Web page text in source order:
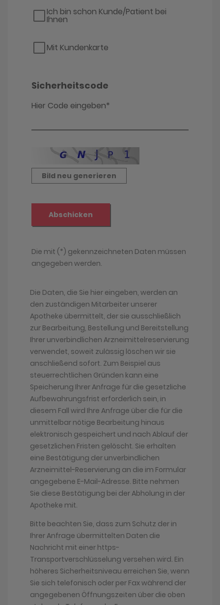
Die Daten, die Sie hier eingeben, werden an
den zuständigen Mitarbeiter unserer
Apotheke übermittelt, der sie ausschließlich
zur Bearbeitung, Bestellung und Bereitstellung
Ihrer unverbindlichen Arzneimittelreservierung
verwendet, soweit zulässig löschen wir sie
anschließend sofort. Zum Beispiel aus
steuerrechtlichen Gründen kann eine
Speicherung Ihrer Anfrage für die gesetzliche
Aufbewahrungsfrist erforderlich sein, in
diesem Fall wird Ihre Anfrage über die für die
unmittelbar nötige Bearbeitung hinaus
elektronisch gespeichert und nach Ablauf der
gesetzlichen Fristen gelöscht. Sie erhalten
eine Bestätigung der unverbindlichen
Arzneimittel-Reservierung an die im Formular
angegebene E-Mail-Adresse. Bitte nehmen
Sie diese Bestätigung bei der Abholung in der
Apotheke mit.
Bitte beachten Sie, dass zum Schutz der in
Ihrer Anfrage übermittelten Daten die
Nachricht mit einer https-
Transportverschlüsselung versehen wird. Ein
höheres Sicherheitsniveau erreichen Sie, wenn
Sie sich telefonisch oder per Fax während der
angegebenen Öffnungszeiten über die oben